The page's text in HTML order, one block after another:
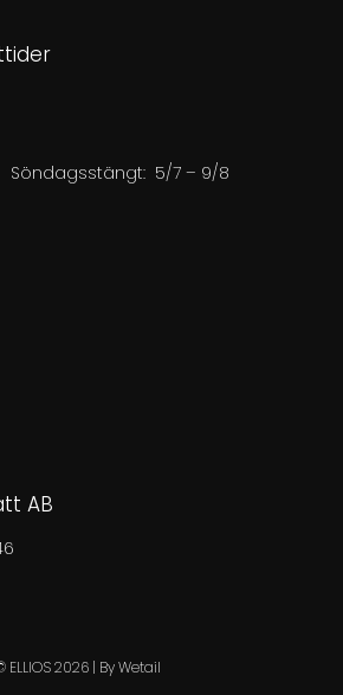
Söndagsstängt: 5/7 – 9/8
AB
ELLIOS 2026 | ByWetail